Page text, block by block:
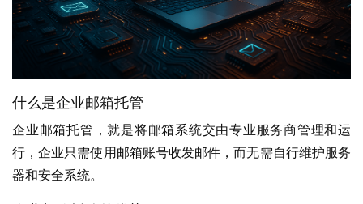
什么是企业邮箱托管
企业邮箱托管，就是将邮箱系统交由专业服务商管理和运
行，企业只需使用邮箱账号收发邮件，而无需自行维护服务
器和安全系统。